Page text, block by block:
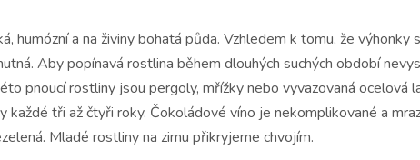
humózní a na živiny bohatá půda. Vzhledem k tomu, že výhonky
Aby popínavá rostlina během dlouhých suchých období
pnoucí rostliny jsou pergoly, mřížky nebo vyvazovaná ocelová
tři až čtyři roky. Čokoládové víno je nekomplikované a
Mladé rostliny na zimu přikryjeme chvojím.